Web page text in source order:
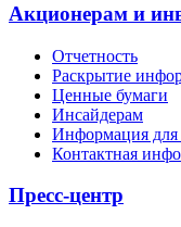
Акционерам и
Отчетность
Раскрытие
Ценные бумаги
Инсайдерам
Информация для
Контактная
Пресс-центр